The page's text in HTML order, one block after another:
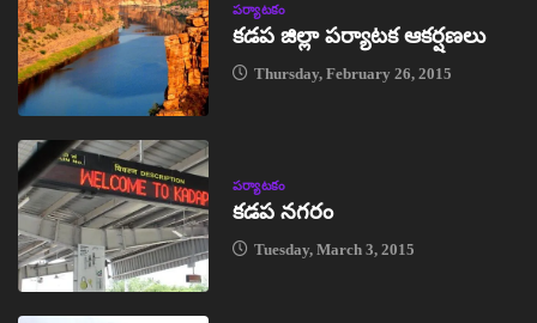
పర్యాటకం
కడప జిల్లా పర్యాటక ఆకర్షణలు
Thursday, February 26, 2015
పర్యాటకం
కడప నగరం
Tuesday, March 3, 2015